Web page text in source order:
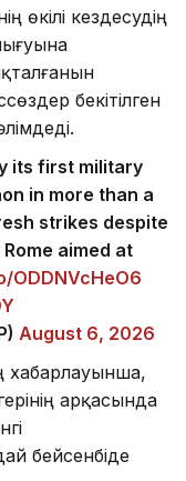
өкілі кездесудің
бекітілген
its first military
in more than a
strikes despite
aimed at
ODDNVcHeO6
August 6, 2026
хабарлауынша,
арқасында
бейсенбіде